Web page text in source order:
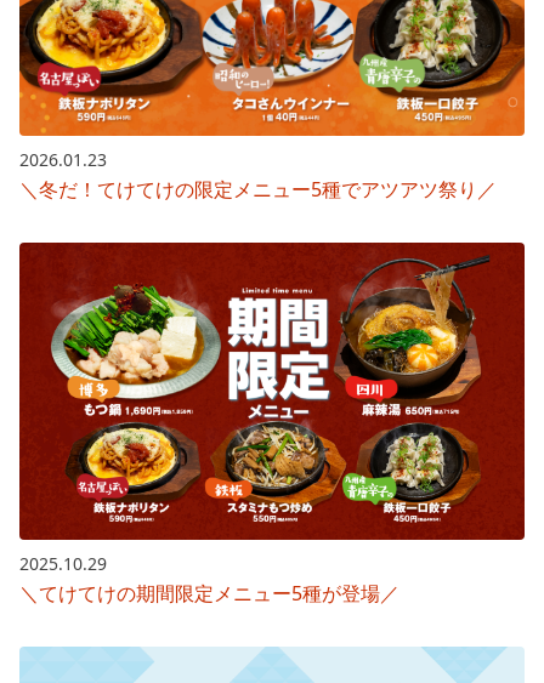
2026.01.23
＼冬だ！てけてけの限定メニュー5種でアツアツ祭り／
2025.10.29
＼てけてけの期間限定メニュー5種が登場／